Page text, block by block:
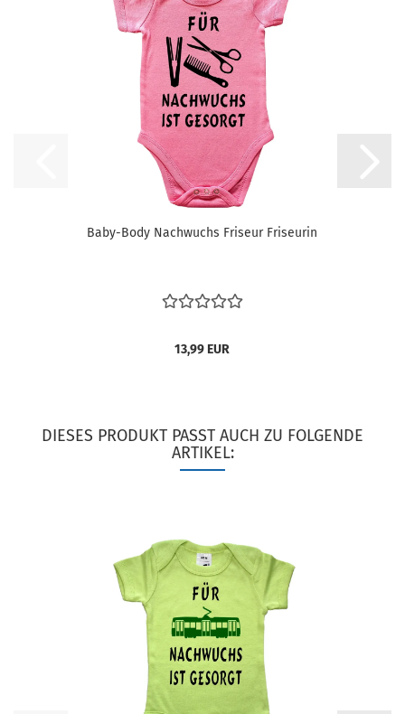
Baby-Body Nachwuchs Friseur Friseurin
13,99 EUR
DIESES PRODUKT PASST AUCH ZU FOLGENDE
ARTIKEL: